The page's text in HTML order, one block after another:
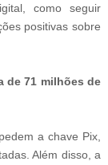
como seguir
positivas sobre
de 71 milhões de
a chave Pix,
Além disso, a